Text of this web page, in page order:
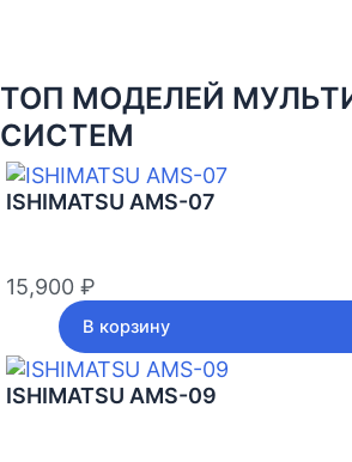
ТОП МОДЕЛЕЙ
СИСТЕМ
ISHIMATSU AMS-07
15,900 ₽
В корзину
ISHIMATSU AMS-09